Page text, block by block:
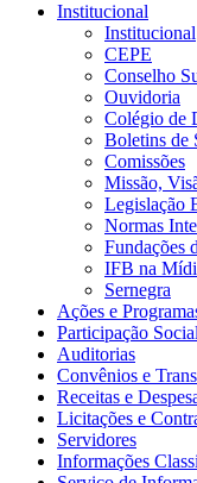
Institucional
Institucional
CEPE
Conselho
Ouvidoria
Colégio de
Boletins de
Comissões
Missão,
Legislação
Normas
Fundações
IFB na
Sernegra
Ações e
Participação
Auditorias
Convênios e
Receitas e
Licitações e
Servidores
Informações